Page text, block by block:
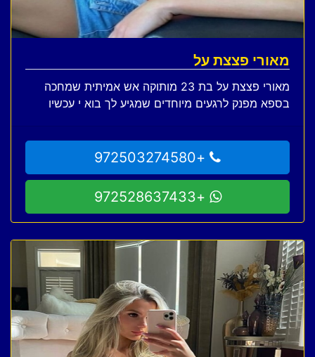
מאורי פצצת על
מאורי פצצת על בת 23 מותוקה אש אמיתית שמחכה
בספא מפנק לרגעים מיוחדים שמגיע לך בוא י עכשיו
+972503274580
+972528637433